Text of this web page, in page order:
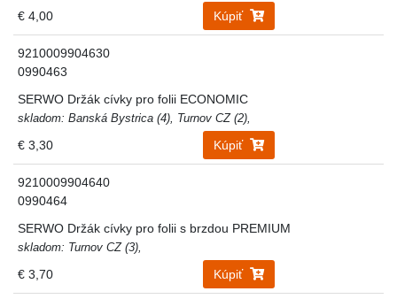
€ 4,00 Kúpiť
9210009904630
0990463
SERWO Držák cívky pro folii ECONOMIC
skladom: Banská Bystrica (4), Turnov CZ (2),
€ 3,30 Kúpiť
9210009904640
0990464
SERWO Držák cívky pro folii s brzdou PREMIUM
skladom: Turnov CZ (3),
€ 3,70 Kúpiť